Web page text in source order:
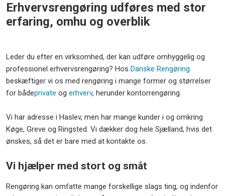
Erhvervsrengøring udføres med stor
erfaring, omhu og overblik
​Leder du efter en virksomhed, der kan udføre omhyggelig og
professionel erhvervsrengøring? Hos Danske Rengøring
beskæftiger vi os med rengøring i mange former og størrelser
for både​private og erhverv, herunder kontorrengøring.
Vi har adresse i Haslev, men har mange kunder i og omkring
Køge, Greve og Ringsted. Vi dækker dog hele Sjælland, hvis det
ønskes, så det er bare med at kontakte os.
Vi hjælper med stort og småt
Rengøring kan omfatte mange forskellige slags ting, og indenfor